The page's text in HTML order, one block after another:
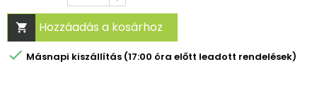
 Hozzáadás a kosárhoz
 Másnapi kiszállítás (17:00 óra előtt leadott rendelések)